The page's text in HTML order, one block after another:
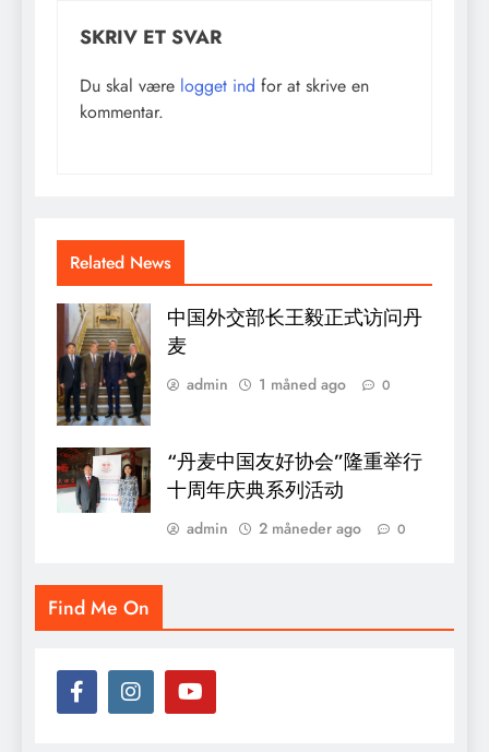
SKRIV ET SVAR
Du skal være logget ind for at skrive en
kommentar.
Related News
中国外交部长王毅正式访问丹
麦
admin 1 måned ago 0
“丹麦中国友好协会”隆重举行
十周年庆典系列活动
admin 2 måneder ago 0
Find Me On